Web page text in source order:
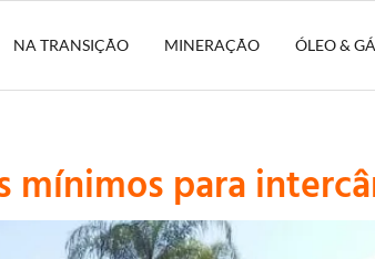
NA TRANSIÇÃO MINERAÇÃO ÓLEO &
para